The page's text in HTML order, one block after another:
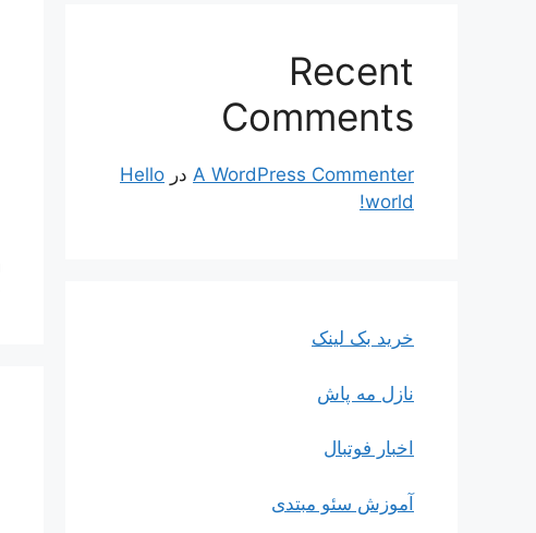
Recent
Comments
A WordPress Commenter در Hello
world!
خرید بک لینک
نازل مه پاش
اخبار فوتبال
آموزش سئو مبتدی